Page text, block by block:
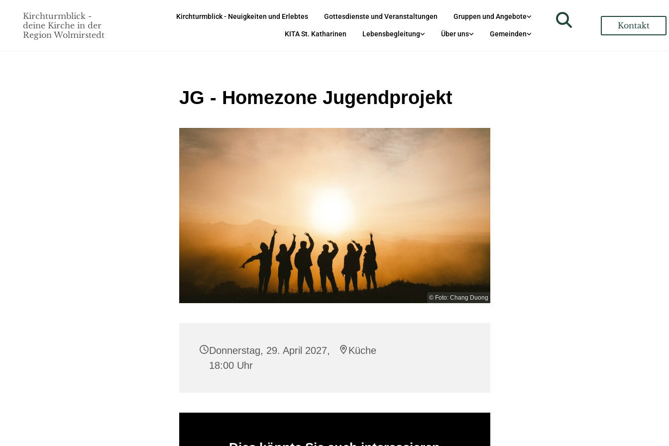
Kirchturmblick -
deine Kirche in der
Region Wolmirstedt
Kirchturmblick - Neuigkeiten und Erlebtes Gottesdienste und Veranstaltungen Gruppen und Angebote
KITA St. Katharinen Lebensbegleitung Über uns Gemeinden
Kontakt
JG - Homezone Jugendprojekt
© Foto: Chang Duong
Donnerstag, 29. April 2027,
18:00 Uhr
Küche